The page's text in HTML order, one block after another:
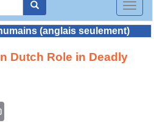
Toggle
(anglais seulement)
Dutch Role in Deadly